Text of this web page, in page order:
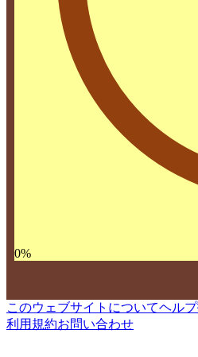
0%
このウェブサイトについてヘルプ
利用規約お問い合わせ